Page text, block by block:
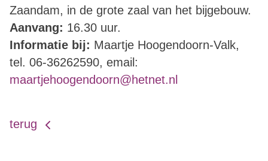
Zaandam, in de grote zaal van het bijgebouw.
Aanvang: 16.30 uur.
Informatie bij: Maartje Hoogendoorn-Valk,
tel. 06-36262590, email:
maartjehoogendoorn@hetnet.nl
terug